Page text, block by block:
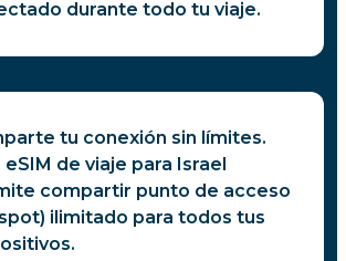
durante todo tu viaje.
tu conexión sin límites.
eSIM de viaje para Israel
compartir punto de acceso
ilimitado para todos tus